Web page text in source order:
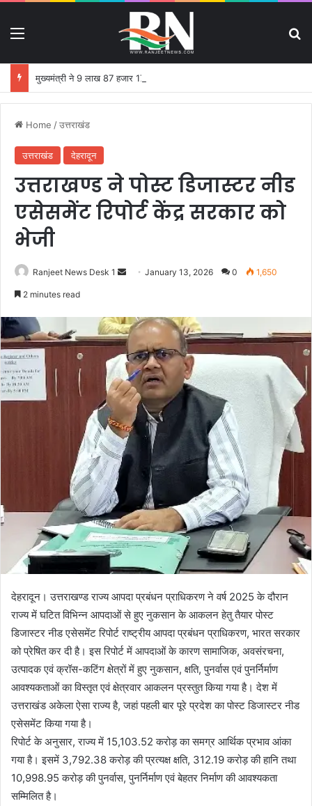
Home /उत्तराखंड
उत्तराखंड देहरादून
उत्तराखण्ड ने पोस्ट डिजास्टर नीड
एसेसमेंट रिपोर्ट केंद्र सरकार को
भेजी
Ranjeet News Desk 1
d
a
n
e
m
a
i
l
January 13, 2026 0 1,650
2 minutes read
देहरादून। उत्तराखण्ड राज्य आपदा प्रबंधन प्राधिकरण ने वर्ष 2025 के दौरान
राज्य में घटित विभिन्न आपदाओं से हुए नुकसान के आकलन हेतु तैयार पोस्ट
डिजास्टर नीड एसेसमेंट रिपोर्ट राष्ट्रीय आपदा प्रबंधन प्राधिकरण, भारत सरकार
को प्रेषित कर दी है। इस रिपोर्ट में आपदाओं के कारण सामाजिक, अवसंरचना,
उत्पादक एवं क्रॉस-कटिंग क्षेत्रों में हुए नुकसान, क्षति, पुनर्वास एवं पुनर्निर्माण
आवश्यकताओं का विस्तृत एवं क्षेत्रवार आकलन प्रस्तुत किया गया है। देश में
उत्तराखंड अकेला ऐसा राज्य है, जहां पहली बार पूरे प्रदेश का पोस्ट डिजास्टर नीड
एसेसमेंट किया गया है।
रिपोर्ट के अनुसार, राज्य में 15,103.52 करोड़ का समग्र आर्थिक प्रभाव आंका
गया है। इसमें 3,792.38 करोड़ की प्रत्यक्ष क्षति, 312.19 करोड़ की हानि तथा
10,998.95 करोड़ की पुनर्वास, पुनर्निर्माण एवं बेहतर निर्माण की आवश्यकता
सम्मिलित है।